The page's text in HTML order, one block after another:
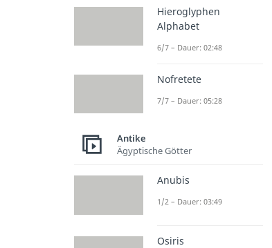
Hieroglyphen
Alphabet
6/7 – Dauer: 02:48
Nofretete
7/7 – Dauer: 05:28
Antike
Ägyptische Götter
Anubis
1/2 – Dauer: 03:49
Osiris